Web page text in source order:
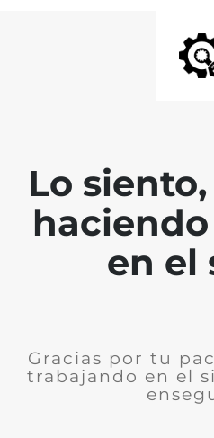
Lo
en el
Gracias por tu
trabajando en el